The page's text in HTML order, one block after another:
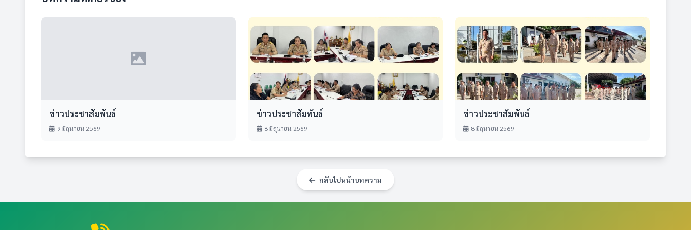
ข่าวประชาสัมพันธ์
9 มิถุนายน 2569
ข่าวประชาสัมพันธ์
8 มิถุนายน 2569
ข่าวประชาสัมพันธ์
8 มิถุนายน 2569
กลับไปหน้าบทความ